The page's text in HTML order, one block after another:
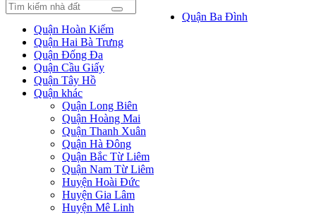
Quận Ba Đình
Quận Hoàn Kiếm
Quận Hai Bà Trưng
Quận Đống Đa
Quận Cầu Giấy
Quận Tây Hồ
Quận khác
Quận Long Biên
Quận Hoàng Mai
Quận Thanh Xuân
Quận Hà Đông
Quận Bắc Từ Liêm
Quận Nam Từ Liêm
Huyện Hoài Đức
Huyện Gia Lâm
Huyện Mê Linh